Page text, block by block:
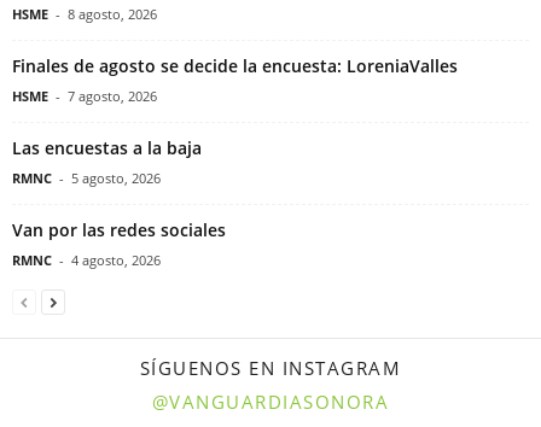
HSME - 8 agosto, 2026
Finales de agosto se decide la encuesta: LoreniaValles
HSME - 7 agosto, 2026
Las encuestas a la baja
RMNC - 5 agosto, 2026
Van por las redes sociales
RMNC - 4 agosto, 2026
SÍGUENOS EN INSTAGRAM
@VANGUARDIASONORA